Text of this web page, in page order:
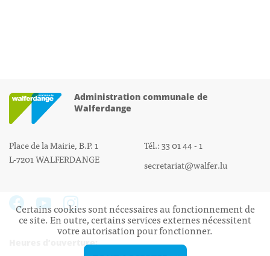
Administration communale de
Walferdange
Place de la Mairie, B.P. 1
L-7201 WALFERDANGE
Tél.: 33 01 44 - 1
secretariat@walfer.lu
Heures d’ouverture:
Certains cookies sont nécessaires au fonctionnement de
ce site. En outre, certains services externes nécessitent
votre autorisation pour fonctionner.